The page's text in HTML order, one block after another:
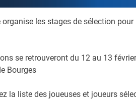
organise les stages de sélection pour
se retrouveront du 12 au 13
Bourges
la liste des joueuses et joueurs